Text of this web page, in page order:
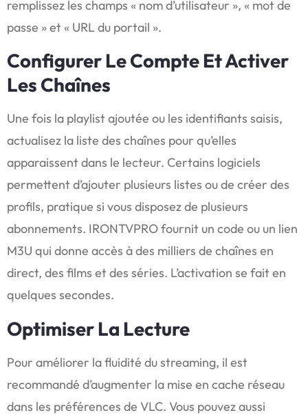
remplissez les champs « nom d’utilisateur », « mot de
passe » et « URL du portail ».
Configurer Le Compte Et Activer
Les Chaînes
Une fois la playlist ajoutée ou les identifiants saisis,
actualisez la liste des chaînes pour qu’elles
apparaissent dans le lecteur. Certains logiciels
permettent d’ajouter plusieurs listes ou de créer des
profils, pratique si vous disposez de plusieurs
abonnements. IRONTVPRO fournit un code ou un lien
M3U qui donne accès à des milliers de chaînes en
direct, des films et des séries. L’activation se fait en
quelques secondes.
Optimiser La Lecture
Pour améliorer la fluidité du streaming, il est
recommandé d’augmenter la mise en cache réseau
dans les préférences de VLC. Vous pouvez aussi